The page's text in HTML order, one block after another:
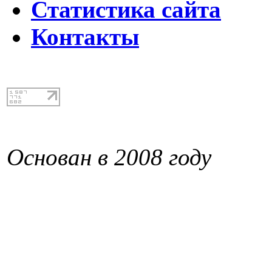
Статистика сайта
Контакты
Основан в 2008 году